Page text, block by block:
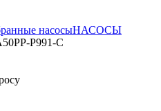
насосыНАСОСЫ
P991-C